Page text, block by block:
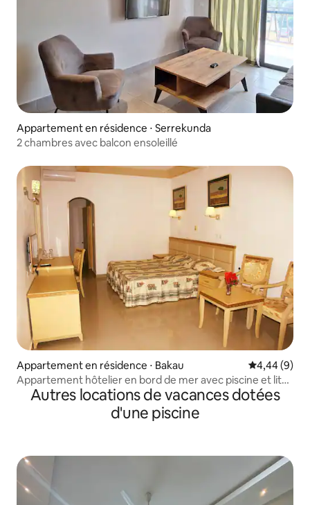
Appartement en résidence ⋅ Serrekunda
2 chambres avec balcon ensoleillé
Appartement en résidence ⋅ Bakau Évaluation
4,44 (9)
Appartement hôtelier en bord de mer avec piscine et lits
jumeaux
Autres locations de vacances dotées
d'une piscine